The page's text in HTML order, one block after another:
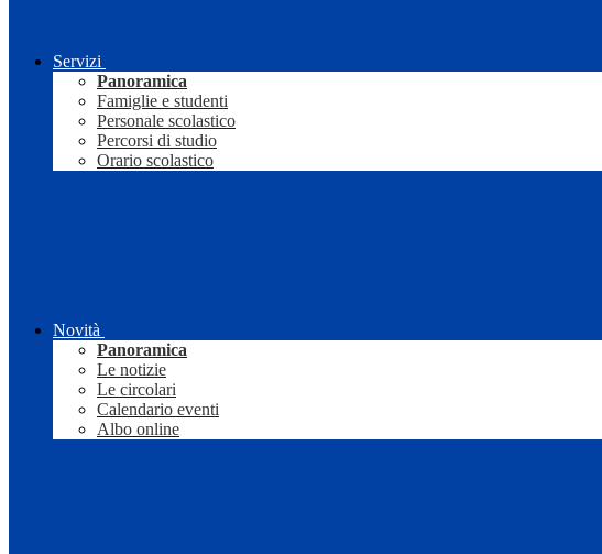
Servizi
Panoramica
Famiglie e studenti
Personale scolastico
Percorsi di studio
Orario scolastico
Novità
Panoramica
Le notizie
Le circolari
Calendario eventi
Albo online